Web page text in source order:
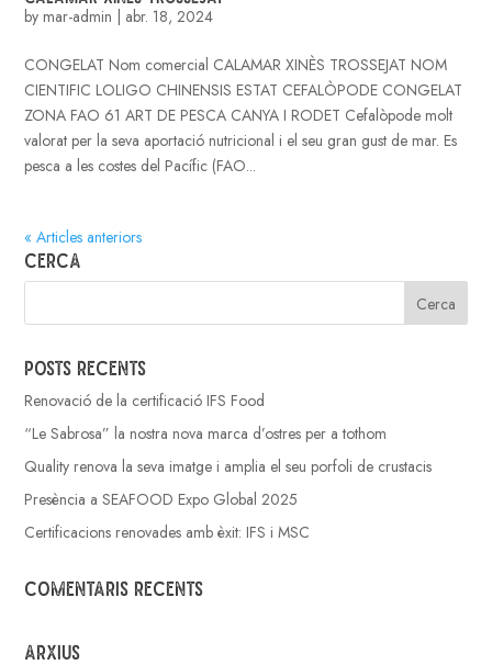
bymar-admin abr. 18, 2024
CONGELAT Nom comercial CALAMAR XINÈS TROSSEJAT NOM
CIENTIFIC LOLIGO CHINENSIS ESTAT CEFALÒPODE CONGELAT
ZONA FAO 61 ART DE PESCA CANYA I RODET Cefalòpode molt
valorat per la seva aportació nutricional i el seu gran gust de mar. Es
pesca a les costes del Pacífic (FAO...
« Articles anteriors
Cerca
Posts recents
Renovació de la certificació IFS Food
“Le Sabrosa” la nostra nova marca d’ostres per a tothom
Quality renova la seva imatge i amplia el seu porfoli de crustacis
Presència a SEAFOOD Expo Global 2025
Certificacions renovades amb èxit: IFS i MSC
Comentaris recents
Arxius